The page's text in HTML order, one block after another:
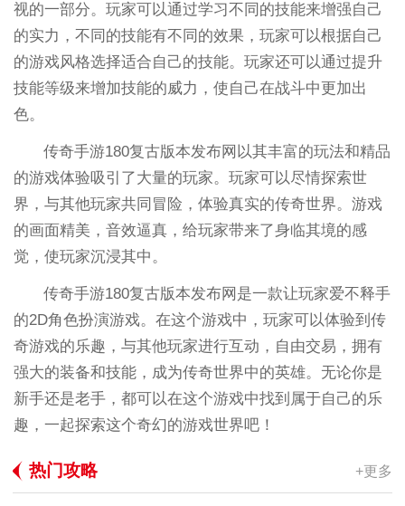
视的一部分。玩家可以通过学习不同的技能来增强自己
的实力，不同的技能有不同的效果，玩家可以根据自己
的游戏风格选择适合自己的技能。玩家还可以通过提升
技能等级来增加技能的威力，使自己在战斗中更加出
色。
传奇手游180复古版本发布网以其丰富的玩法和精品
的游戏体验吸引了大量的玩家。玩家可以尽情探索世
界，与其他玩家共同冒险，体验真实的传奇世界。游戏
的画面精美，音效逼真，给玩家带来了身临其境的感
觉，使玩家沉浸其中。
传奇手游180复古版本发布网是一款让玩家爱不释手
的2D角色扮演游戏。在这个游戏中，玩家可以体验到传
奇游戏的乐趣，与其他玩家进行互动，自由交易，拥有
强大的装备和技能，成为传奇世界中的英雄。无论你是
新手还是老手，都可以在这个游戏中找到属于自己的乐
趣，一起探索这个奇幻的游戏世界吧！
热门攻略 +更多